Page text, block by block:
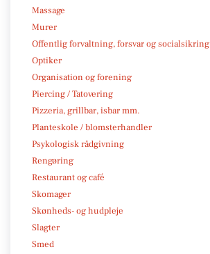
Massage
Murer
Offentlig forvaltning, forsvar og socialsikring
Optiker
Organisation og forening
Piercing / Tatovering
Pizzeria, grillbar, isbar mm.
Planteskole / blomsterhandler
Psykologisk rådgivning
Rengøring
Restaurant og café
Skomager
Skønheds- og hudpleje
Slagter
Smed